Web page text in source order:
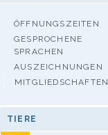
ÖFFNUNGSZEITEN
GESPROCHENE
SPRACHEN
AUSZEICHNUNGEN
MITGLIEDSCHAFTEN
TIERE